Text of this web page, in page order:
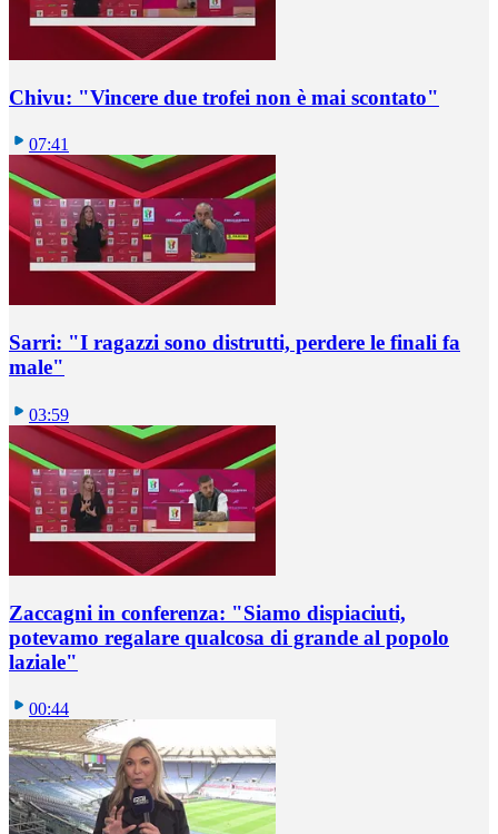
Chivu: "Vincere due trofei non è mai scontato"
07:41
Sarri: "I ragazzi sono distrutti, perdere le finali fa
male"
03:59
Zaccagni in conferenza: "Siamo dispiaciuti,
potevamo regalare qualcosa di grande al popolo
laziale"
00:44